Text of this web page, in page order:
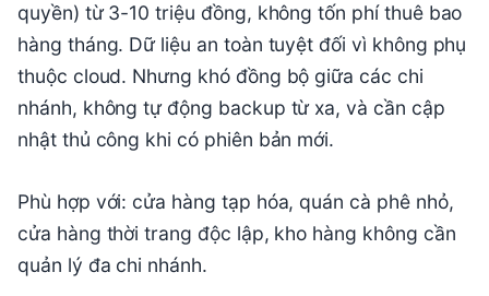
quyền) từ 3-10 triệu đồng, không tốn phí thuê bao
hàng tháng. Dữ liệu an toàn tuyệt đối vì không phụ
thuộc cloud. Nhưng khó đồng bộ giữa các chi
nhánh, không tự động backup từ xa, và cần cập
nhật thủ công khi có phiên bản mới.
Phù hợp với: cửa hàng tạp hóa, quán cà phê nhỏ,
cửa hàng thời trang độc lập, kho hàng không cần
quản lý đa chi nhánh.